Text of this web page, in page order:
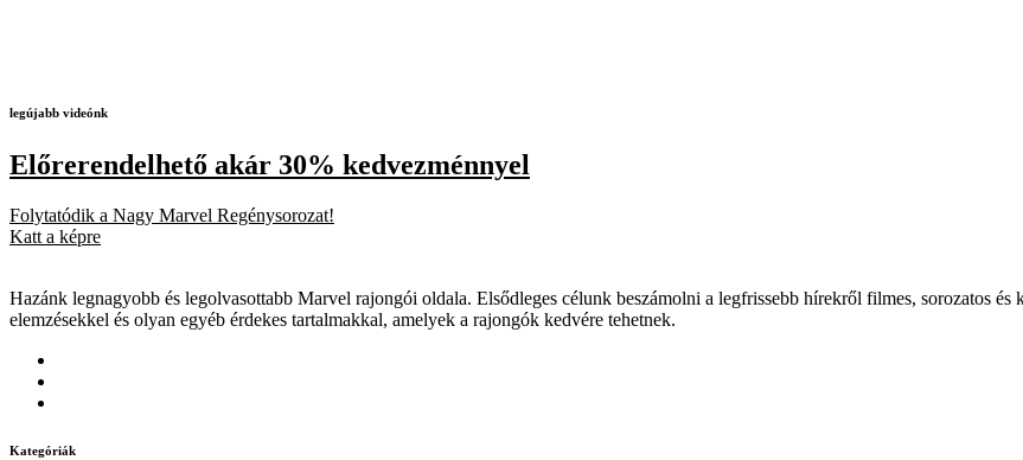
legújabb videónk
Előrerendelhető akár 30% kedvezménnyel
Folytatódik a Nagy Marvel Regénysorozat!
Katt a képre
Hazánk legnagyobb és legolvasottabb Marvel rajongói oldala. Elsődleges célunk beszámolni a legfrissebb hírekről filmes, sorozatos
elemzésekkel és olyan egyéb érdekes tartalmakkal, amelyek a rajongók kedvére tehetnek.
Kategóriák